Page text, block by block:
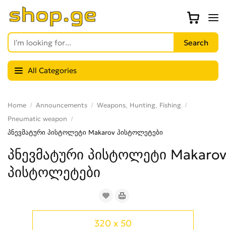
All Categories
Home Announcements
Weapons, Hunting, Fishing
Pneumatic weapon
პნევმატური პისტოლეტი Makarov პისტოლეტები
პნევმატური პისტოლეტი Makarov
პისტოლეტები
320 x 50